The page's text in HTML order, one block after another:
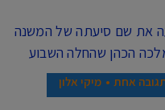
אחת מיקי אלון